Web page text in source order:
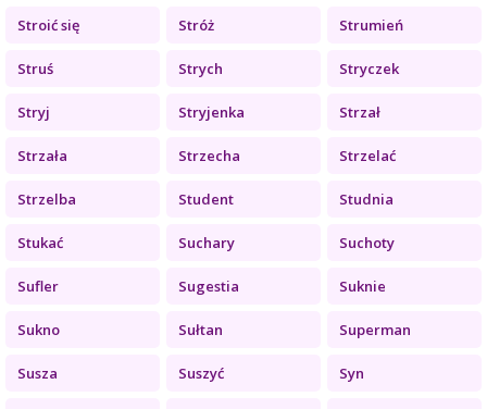
Stroić się Stróż Strumień
Struś Strych Stryczek
Stryj Stryjenka Strzał
Strzała Strzecha Strzelać
Strzelba Student Studnia
Stukać Suchary Suchoty
Sufler Sugestia Suknie
Sukno Sułtan Superman
Susza Suszyć Syn